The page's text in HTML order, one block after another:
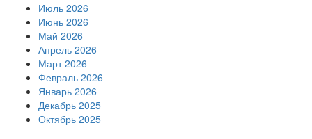
Июль 2026
Июнь 2026
Май 2026
Апрель 2026
Март 2026
Февраль 2026
Январь 2026
Декабрь 2025
Октябрь 2025